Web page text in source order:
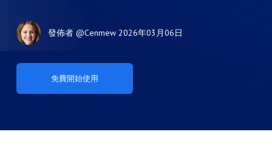
發佈者 @Cenmew 2026年03月06日